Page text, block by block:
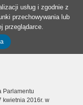
usług i zgodnie z
przechowywania lub
przeglądarce.
Parlamentu
kwietnia 2016r. w